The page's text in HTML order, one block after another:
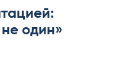
один»